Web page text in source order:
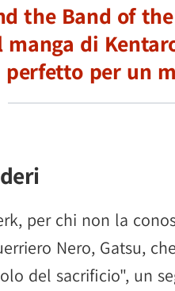
the Band of
manga di
perfetto per un
per chi non la
Nero, Gatsu,
del sacrificio", un